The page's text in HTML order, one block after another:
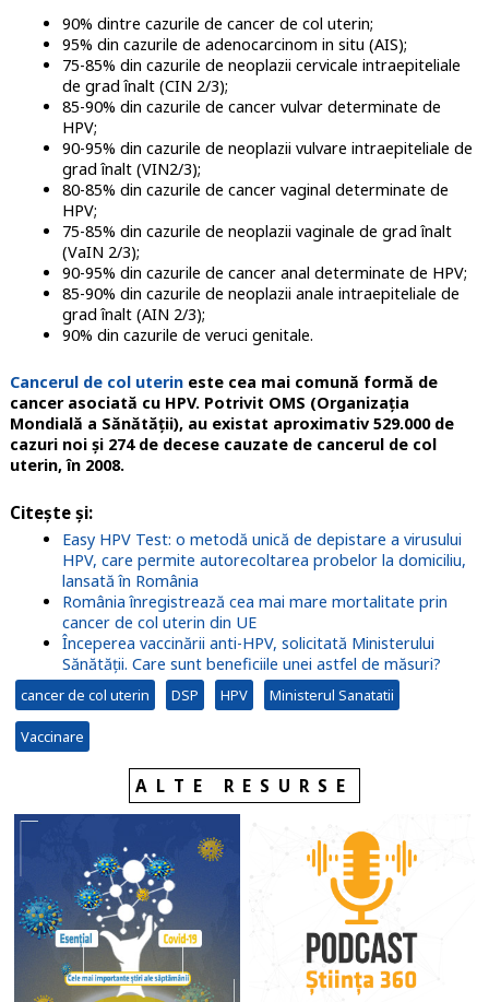
90% dintre cazurile de cancer de col uterin;
95% din cazurile de adenocarcinom in situ (AIS);
75-85% din cazurile de neoplazii cervicale intraepiteliale
de grad înalt (CIN 2/3);
85-90% din cazurile de cancer vulvar determinate de
HPV;
90-95% din cazurile de neoplazii vulvare intraepiteliale de
grad înalt (VIN2/3);
80-85% din cazurile de cancer vaginal determinate de
HPV;
75-85% din cazurile de neoplazii vaginale de grad înalt
(VaIN 2/3);
90-95% din cazurile de cancer anal determinate de HPV;
85-90% din cazurile de neoplazii anale intraepiteliale de
grad înalt (AIN 2/3);
90% din cazurile de veruci genitale.
Cancerul de col uterin este cea mai comună formă de
cancer asociată cu HPV. Potrivit OMS (Organizația
Mondială a Sănătății), au existat aproximativ 529.000 de
cazuri noi și 274 de decese cauzate de cancerul de col
uterin, în 2008.
Citește și:
Easy HPV Test: o metodă unică de depistare a virusului
HPV, care permite autorecoltarea probelor la domiciliu,
lansată în România
România înregistrează cea mai mare mortalitate prin
cancer de col uterin din UE
Începerea vaccinării anti-HPV, solicitată Ministerului
Sănătății. Care sunt beneficiile unei astfel de măsuri?
cancer de col uterin DSP HPV Ministerul Sanatatii
Vaccinare
ALTE RESURSE